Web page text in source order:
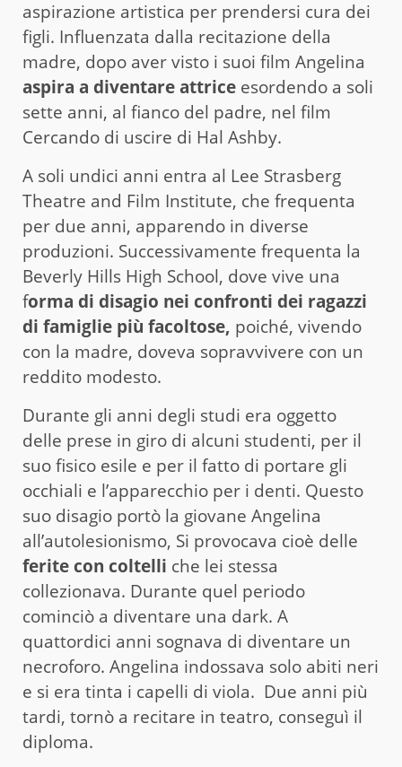
aspirazione artistica per prendersi cura dei
figli. Influenzata dalla recitazione della
madre, dopo aver visto i suoi film Angelina
aspira a diventare attrice esordendo a soli
sette anni, al fianco del padre, nel film
Cercando di uscire di Hal Ashby.
A soli undici anni entra al Lee Strasberg
Theatre and Film Institute, che frequenta
per due anni, apparendo in diverse
produzioni. Successivamente frequenta la
Beverly Hills High School, dove vive una
forma di disagio nei confronti dei ragazzi
di famiglie più facoltose, poiché, vivendo
con la madre, doveva sopravvivere con un
reddito modesto.
Durante gli anni degli studi era oggetto
delle prese in giro di alcuni studenti, per il
suo fisico esile e per il fatto di portare gli
occhiali e l’apparecchio per i denti. Questo
suo disagio portò la giovane Angelina
all’autolesionismo, Si provocava cioè delle
ferite con coltelli che lei stessa
collezionava. Durante quel periodo
cominciò a diventare una dark. A
quattordici anni sognava di diventare un
necroforo. Angelina indossava solo abiti neri
e si era tinta i capelli di viola. Due anni più
tardi, tornò a recitare in teatro, conseguì il
diploma.